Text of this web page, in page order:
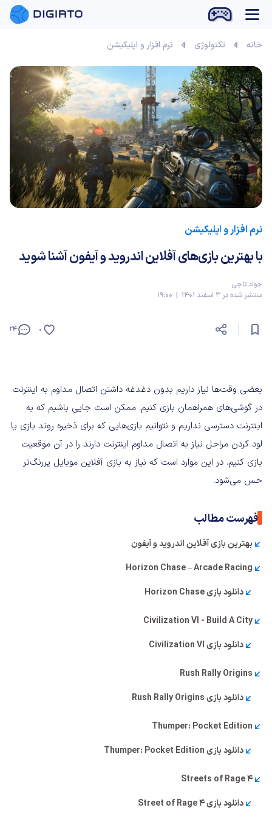
بازی آنلاین
خانه تکنولوژی نرم افزار و اپلیکیشن
نرم افزار و اپلیکیشن
با بهترین بازی‌های آفلاین اندروید و آیفون آشنا شوید
جواد تاجی
منتشر شده در 3 اسفند 1401 | 19:00
24 0
بعضی وقت‌ها نیاز داریم بدون دغدغه داشتن اتصال مداوم به اینترنت
در گوشی‌های همراهمان بازی کنیم. ممکن است جایی باشیم که به
اینترنت دسترسی نداریم و نتوانیم بازی‌هایی که برای ذخیره روند بازی یا
لود کردن مراحل نیاز به اتصال مداوم اینترنت دارند را در آن موقعیت
بازی کنیم. در این موارد است که نیاز به بازی‌ آفلاین موبایل پررنگ‌تر
حس می‌شود.
فهرست مطالب
بهترین بازی آفلاین اندروید و آیفون
Horizon Chase – Arcade Racing
دانلود بازی Horizon Chase
Civilization VI - Build A City
دانلود بازی Civilization VI
Rush Rally Origins
دانلود بازی Rush Rally Origins
Thumper: Pocket Edition
دانلود بازی Thumper: Pocket Edition
Streets of Rage 4
دانلود بازی Street of Rage 4